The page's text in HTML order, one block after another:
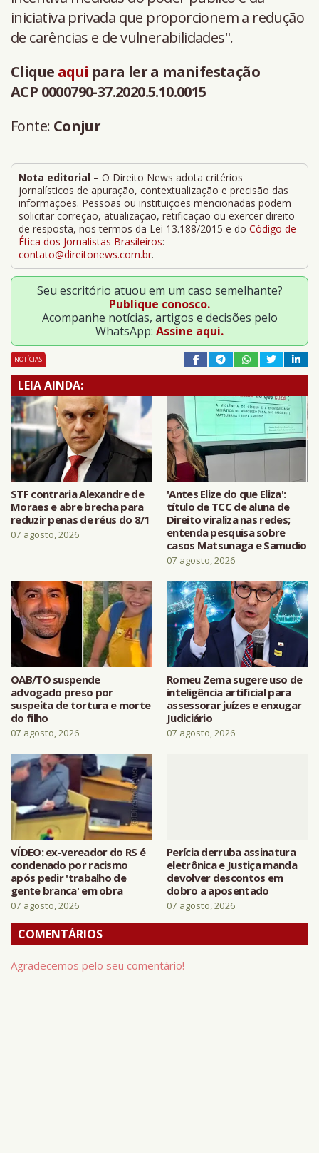
iniciativa privada que proporcionem a redução
de carências e de vulnerabilidades".
Clique aqui para ler a manifestação
ACP 0000790-37.2020.5.10.0015
Fonte: Conjur
Nota editorial – O Direito News adota critérios
jornalísticos de apuração, contextualização e precisão das
informações. Pessoas ou instituições mencionadas podem
solicitar correção, atualização, retificação ou exercer direito
de resposta, nos termos da Lei 13.188/2015 e do Código de
Ética dos Jornalistas Brasileiros:
contato@direitonews.com.br.
Seu escritório atuou em um caso semelhante?
Publique conosco.
Acompanhe notícias, artigos e decisões pelo
WhatsApp: Assine aqui.
NOTÍCIAS
LEIA AINDA:
STF contraria Alexandre de
Moraes e abre brecha para
reduzir penas de réus do 8/1
07 agosto, 2026
'Antes Elize do que Eliza':
título de TCC de aluna de
Direito viraliza nas redes;
entenda pesquisa sobre
casos Matsunaga e Samudio
07 agosto, 2026
OAB/TO suspende
advogado preso por
suspeita de tortura e morte
do filho
07 agosto, 2026
Romeu Zema sugere uso de
inteligência artificial para
assessorar juízes e enxugar
Judiciário
07 agosto, 2026
VÍDEO: ex-vereador do RS é
condenado por racismo
após pedir 'trabalho de
gente branca' em obra
07 agosto, 2026
Perícia derruba assinatura
eletrônica e Justiça manda
devolver descontos em
dobro a aposentado
07 agosto, 2026
COMENTÁRIOS
Agradecemos pelo seu comentário!